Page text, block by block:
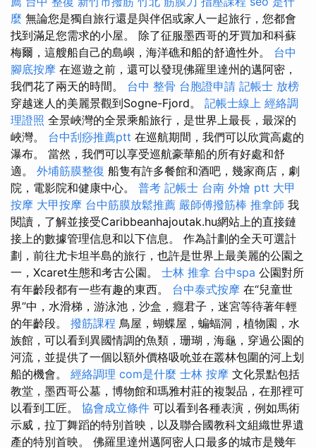
麼 無論您是獨自旅行還是與伴侶或家人一起旅行，您都會
找到滿足您需求的小屋。 除了征服墨西哥的牙買加和科蘇
梅爾，這艘船自己的島嶼，海洋礁和船的舒適性外。 台中
腳底按摩 在巡遊之前，還可以發現佛羅里達州的邁阿密，
我們花了兩天的時間。 台中 整骨 台胞證申請 記帳士 放榜
穿越迷人的美麗景觀到Sogne-Fjord。 記帳士線上 經絡調
理證照 全景峽灣的全景乘船旅行，是世界上最長，最深的
峽灣。 台中刮痧推薦ptt 在巡航期間，我們可以欣賞高處的
瀑布。 當然，我們可以享受巡航豪華船的所有好處和舒
適。 外埔筋膜整復 船隻有許多餐館和酒吧，幾家商店，劇
院，電影院和健康中心。 普考 記帳士 台南 外燴 ptt 大甲
按摩 大甲按摩 台中筋膜放鬆推薦 嚴師傅撥筋棒 推拿師 我
閱讀，了解並接受Caribbeanhajoutak.hu網站上的直接鏈
接上的數據管理信息和以下信息。 作為計劃的全天可選計
劃，前往尤卡坦半島的旅行，也許是世界上最美麗的公園之
一，Xcaret生態和考古公園。 士林 推拿 台中spa 公園對所
有年齡段都有一些有趣的東西。 台中泰式按摩 在“兒童世
界”中，水滑梯，游泳池，沙盒，癮君子，迷宮等待著年輕
的年齡段。 撥筋課程 鳥屋，蝴蝶屋，蝙蝠洞，植物園，水
族館，可以看到異國情調的魚類，珊瑚，海龜，穿過公園的
河流，並提供了一個以額外價格吸吮並在叢林包圍的河上划
船的機會。 經絡調理 com是什麼 士林 按摩 文化景點包括
教堂，墨西哥公墓，博物館和瑪雅村莊的複製品，在那裡可
以看到工匠。 協會成立條件 可以看到各種表演，例如馬術
示威，拉丁舞蹈的特別首映，以及聯合國教科文組織世界遺
產的特別首映。 佛羅里達州邁阿密人口最多的城市是幾年